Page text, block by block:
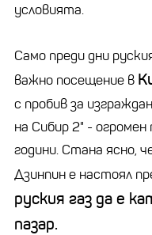
условията.
Само преди дни
важно посещение в
с пробив за
на Сибир 2" -
години. Стана ясно,
Дзинпин е настоял
руския газ да е
пазар.